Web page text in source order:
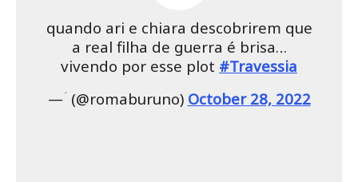
quando ari e chiara descobrirem que
a real filha de guerra é brisa…
vivendo por esse plot #Travessia
— ؘ (@romaburuno) October 28, 2022